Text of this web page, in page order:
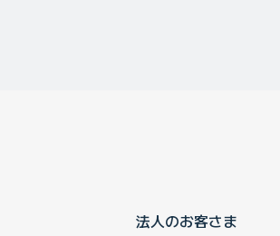
法人のお客さま